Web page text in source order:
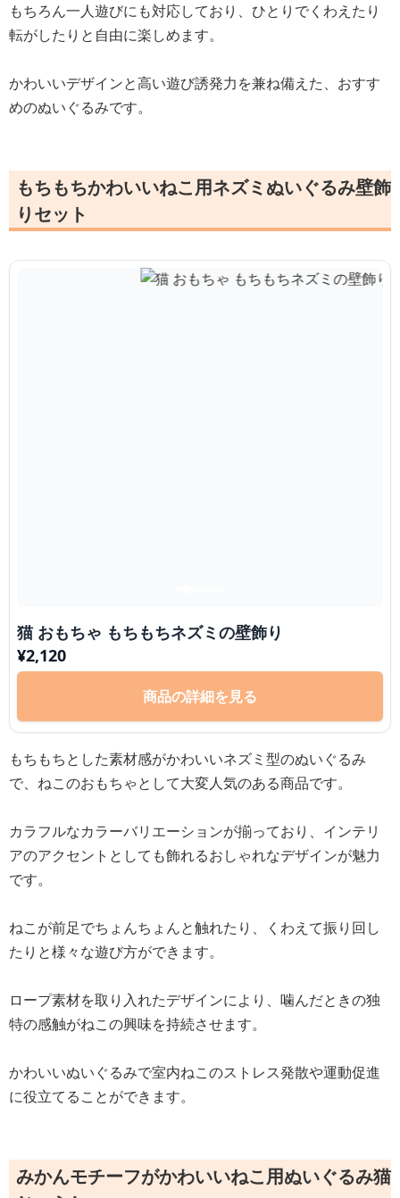
もちろん一人遊びにも対応しており、ひとりでくわえたり
転がしたりと自由に楽しめます。
かわいいデザインと高い遊び誘発力を兼ね備えた、おすす
めのぬいぐるみです。
もちもちかわいいねこ用ネズミぬいぐるみ壁飾
りセット
猫 おもちゃ もちもちネズミの壁飾り
¥2,120
商品の詳細を見る
もちもちとした素材感がかわいいネズミ型のぬいぐるみ
で、ねこのおもちゃとして大変人気のある商品です。
カラフルなカラーバリエーションが揃っており、インテリ
アのアクセントとしても飾れるおしゃれなデザインが魅力
です。
ねこが前足でちょんちょんと触れたり、くわえて振り回し
たりと様々な遊び方ができます。
ロープ素材を取り入れたデザインにより、噛んだときの独
特の感触がねこの興味を持続させます。
かわいいぬいぐるみで室内ねこのストレス発散や運動促進
に役立てることができます。
みかんモチーフがかわいいねこ用ぬいぐるみ猫